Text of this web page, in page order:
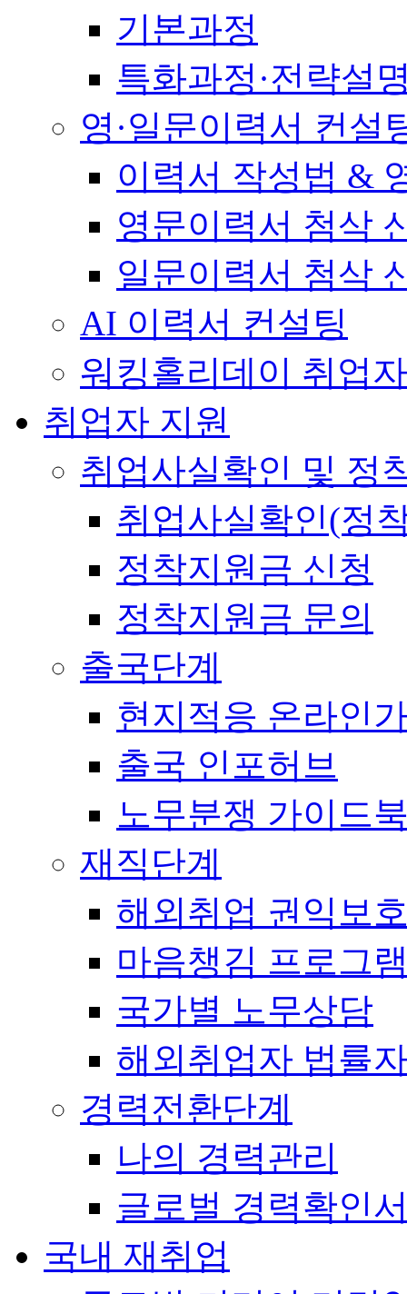
기본과정
특화과정·전략설
영·일문이력서 컨설
이력서 작성법 &
영문이력서 첨삭
일문이력서 첨삭
AI 이력서 컨설팅
워킹홀리데이 취업
취업자 지원
취업사실확인 및 정
취업사실확인(정
정착지원금 신청
정착지원금 문의
출국단계
현지적응 온라인
출국 인포허브
노무분쟁 가이드
재직단계
해외취업 권익보
마음챙김 프로그
국가별 노무상담
해외취업자 법률
경력전환단계
나의 경력관리
글로벌 경력확인
국내 재취업